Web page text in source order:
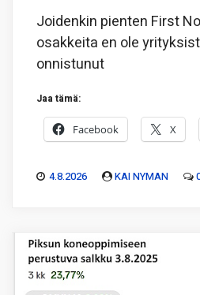
Joidenkin pienten First
osakkeita en ole
onnistunut
Jaa tämä:
Facebook X
4.8.2026 KAI NYMAN